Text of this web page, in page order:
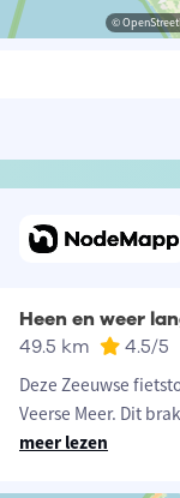
©
Heen en weer
49.5 km 4.5/5
Deze Zeeuwse
Veerse Meer. Dit
meer lezen